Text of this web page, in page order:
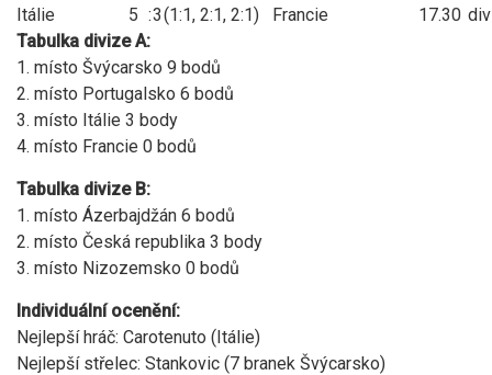
Itálie
5 :3(1:1, 2:1, 2:1) Francie 17.30
Tabulka divize A:
1. místo Švýcarsko 9 bodů
2. místo Portugalsko 6 bodů
3. místo Itálie 3 body
4. místo Francie 0 bodů
Tabulka divize B:
1. místo Ázerbajdžán 6 bodů
2. místo Česká republika 3 body
3. místo Nizozemsko 0 bodů
Individuální ocenění:
Nejlepší hráč: Carotenuto (Itálie)
Nejlepší střelec: Stankovic (7 branek Švýcarsko)